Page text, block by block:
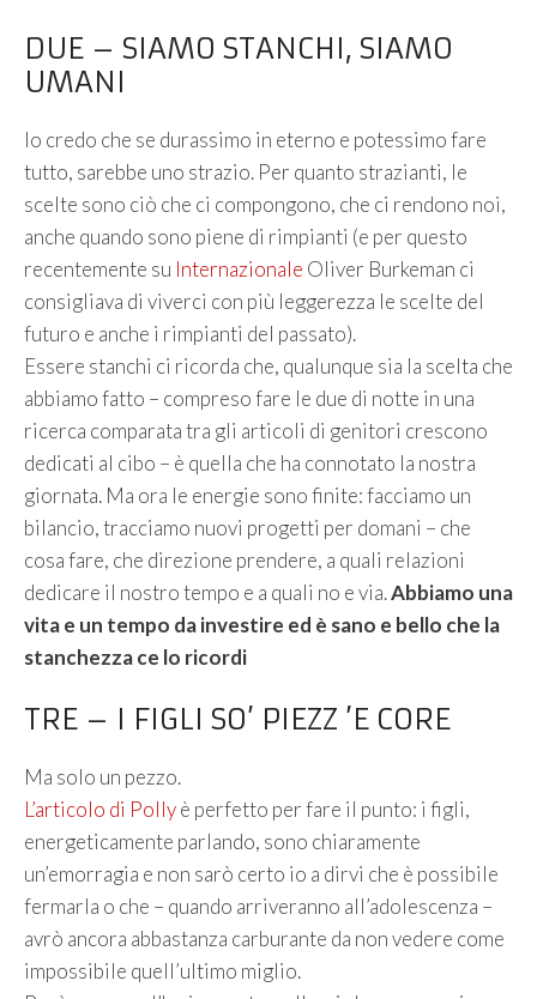
DUE – SIAMO STANCHI, SIAMO
UMANI
Io credo che se durassimo in eterno e potessimo fare
tutto, sarebbe uno strazio. Per quanto strazianti, le
scelte sono ciò che ci compongono, che ci rendono noi,
anche quando sono piene di rimpianti (e per questo
recentemente su Internazionale Oliver Burkeman ci
consigliava di viverci con più leggerezza le scelte del
futuro e anche i rimpianti del passato).
Essere stanchi ci ricorda che, qualunque sia la scelta che
abbiamo fatto – compreso fare le due di notte in una
ricerca comparata tra gli articoli di genitori crescono
dedicati al cibo – è quella che ha connotato la nostra
giornata. Ma ora le energie sono finite: facciamo un
bilancio, tracciamo nuovi progetti per domani – che
cosa fare, che direzione prendere, a quali relazioni
dedicare il nostro tempo e a quali no e via.Abbiamo una
vita e un tempo da investire ed è sano e bello che la
stanchezza ce lo ricordi
TRE – I FIGLI SO’ PIEZZ ’E CORE
Ma solo un pezzo.
L’articolo di Pollyè perfetto per fare il punto: i figli,
energeticamente parlando, sono chiaramente
un’emorragia e non sarò certo io a dirvi che è possibile
fermarla o che – quando arriveranno all’adolescenza –
avrò ancora abbastanza carburante da non vedere come
impossibile quell’ultimo miglio.